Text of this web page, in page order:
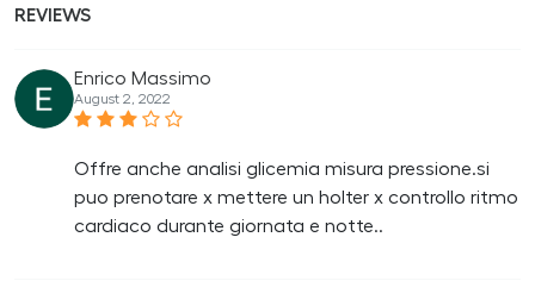
REVIEWS
Enrico Massimo
August 2, 2022
Offre anche analisi glicemia misura pressione.si
puo prenotare x mettere un holter x controllo ritmo
cardiaco durante giornata e notte..